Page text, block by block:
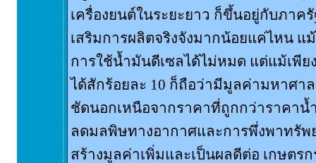
เครื่องยนต์ในระยะยาว ก็ขึ้นอยู่กับภาค
เสริมการผลิตจริงจังมากน้อยแค่ไหน แ
การใช้น้ำมันดีเซลได้ไม่หมด แต่แม้เพี
ได้สักร้อยละ 10 ก็ถือว่ามีมูลค่ามหาศา
ชัดนอกเหนือจากราคาที่ถูกกว่าราคาน้
ลดมลพิษทางอากาศและการพึ่งพาทรัพ
สร้างมูลค่าเพิ่มและเป็นผลดีต่อ เกษตร